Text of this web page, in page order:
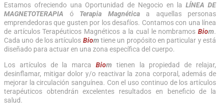
Estamos ofreciendo una Oportunidad de Negocio en laLÍNEA DE
MAGNETOTERAPIA ó Terapia Magnéticaa aquellas personas
emprendedoras que gusten por los desafíos. Contamos con una línea
de artículos Terapéuticos Magnéticos a la cual le nombramos Biom.
Cada uno de los artículos Biom tiene un propósito en particular y está
diseñado para actuar en una zona específica del cuerpo.
Los artículos de la marca Biom tienen la propiedad de relajar,
desinflamar, mitigar dolor y/o reactivar la zona corporal, además de
mejorar la circulación sanguínea. Con el uso continuo de los artículos
terapéuticos obtendrán excelentes resultados en beneficio de la
salud.